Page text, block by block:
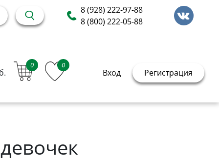
8 (928) 222-97-88
8 (800) 222-05-88
0 0
Вход Регистрация